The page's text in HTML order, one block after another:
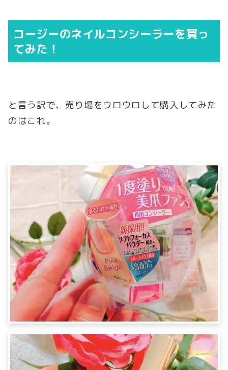
コージーのネイルコンシーラーを買っ
てみた！
と言う訳で、売り場をウロウロして購入してみた
のはこれ。